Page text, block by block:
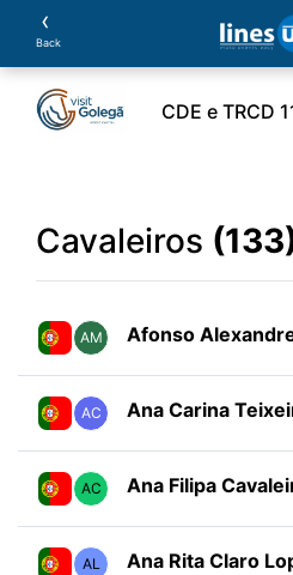
‹
Back
CDE e TRCD
Cavaleiros
AM Afonso
AC Ana Carina
AC Ana Filipa
AL Ana Rita Claro